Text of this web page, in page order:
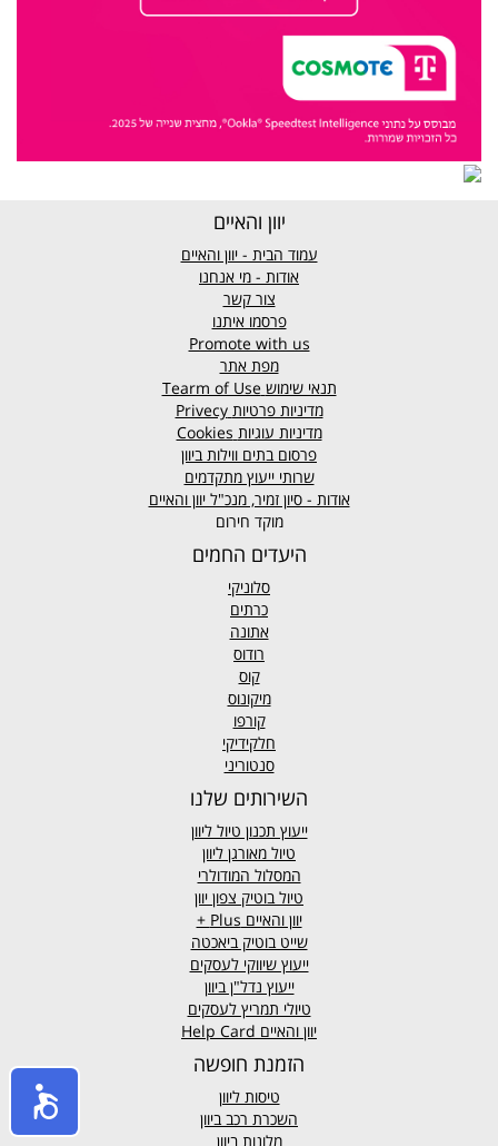
יוון והאיים
עמוד הבית - יוון והאיים
אודות - מי אנחנו
צור קשר
פרסמו איתנו
Promote with us
מפת אתר
תנאי שימוש
מדיניות פרטיות Privecy
מדיניות עוגיות Cookies
פרסום בתים ווילות ביוון
שרותי ייעוץ מתקדמים
אודות - סיון זמיר, מנכ"ל יוון והאיים
מוקד חירום
היעדים החמים
סלוניקי
כרתים
אתונה
רודוס
קוס
מיקונוס
קורפו
חלקידיקי
סנטוריני
השירותים שלנו
ייעוץ תכנון טיול ליוון
טיול מאורגן ליוון
המסלול המודולרי
טיול בוטיק צפון יוון
יוון והאיים Plus +
שייט בוטיק ביאכטה
ייעוץ שיווקי לעסקים
ייעוץ נדל"ן ביוון
טיולי תמריץ לעסקים
יוון והאיים Help Card
הזמנת חופשה
טיסות ליוון
השכרת רכב ביוון
מלונות ביוון